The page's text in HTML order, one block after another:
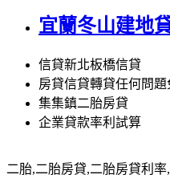
宜蘭冬山建地
信貸新北板橋信貸
房貸信貸轉貸任何問
集集鎮二胎房貸
企業貸款率利試算
二胎,二胎房貸,二胎房貸利